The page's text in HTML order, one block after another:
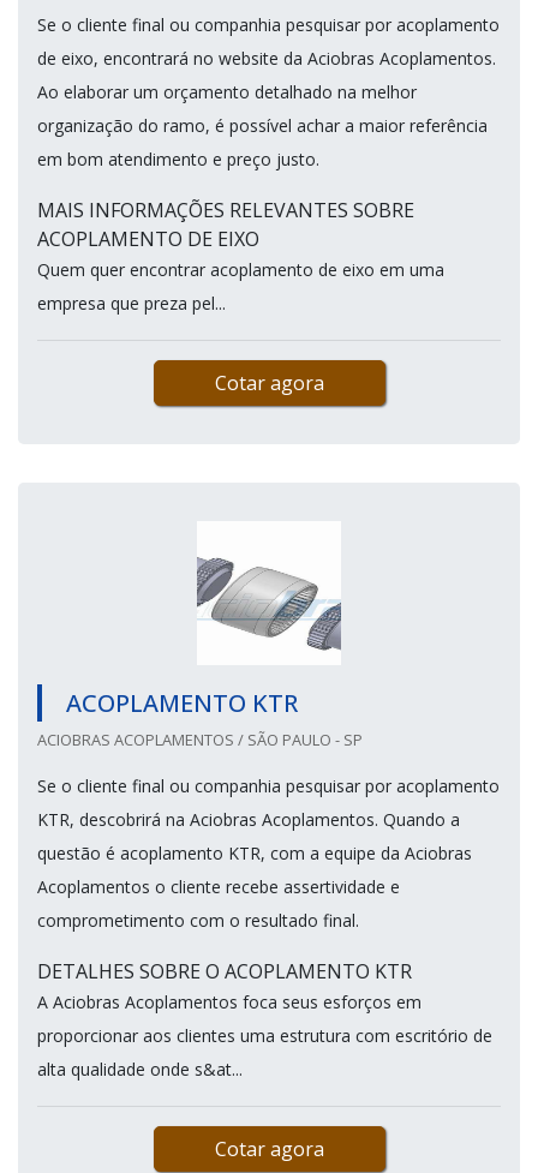
Se o cliente final ou companhia pesquisar por acoplamento
de eixo, encontrará no website da Aciobras Acoplamentos.
Ao elaborar um orçamento detalhado na melhor
organização do ramo, é possível achar a maior referência
em bom atendimento e preço justo.
MAIS INFORMAÇÕES RELEVANTES SOBRE
ACOPLAMENTO DE EIXO
Quem quer encontrar acoplamento de eixo em uma
empresa que preza pel...
Cotar agora
ACOPLAMENTO KTR
ACIOBRAS ACOPLAMENTOS / SÃO PAULO - SP
Se o cliente final ou companhia pesquisar por acoplamento
KTR, descobrirá na Aciobras Acoplamentos. Quando a
questão é acoplamento KTR, com a equipe da Aciobras
Acoplamentos o cliente recebe assertividade e
comprometimento com o resultado final.
DETALHES SOBRE O ACOPLAMENTO KTR
A Aciobras Acoplamentos foca seus esforços em
proporcionar aos clientes uma estrutura com escritório de
alta qualidade onde s&at...
Cotar agora